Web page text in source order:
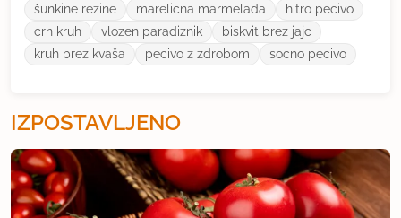
šunkine rezine
marelicna marmelada
hitro pecivo
crn kruh
vlozen paradiznik
biskvit brez jajc
kruh brez kvaša
pecivo z zdrobom socno pecivo
IZPOSTAVLJENO